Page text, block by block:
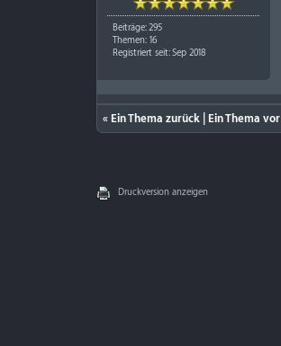
Beiträge: 295
Themen: 16
Registriert seit: Sep 2018
« Ein Thema zurück Ein Thema vor
Druckversion anzeigen